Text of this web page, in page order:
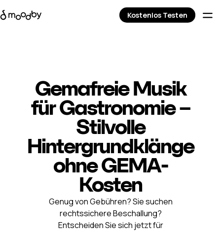
Gemafreie Musik
für Gastronomie –
Stilvolle
Hintergrundklänge
ohne GEMA-
Kosten
Genug von Gebühren? Sie suchen
rechtssichere Beschallung?
Entscheiden Sie sich jetzt für
Kostenlos Testen